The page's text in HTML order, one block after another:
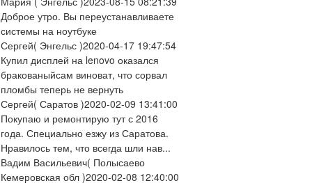
Доброе утро. Вы переустанавливаете
системы на ноутбуке
Сергей( Энгельс )2020-04-17 19:47:54
Купил дисплей на lenovo оказался
бракованыйсам виноват, что сорвал
пломбы теперь не вернуть
Сергей( Саратов )2020-02-09 13:41:00
Покупаю и ремонтирую тут с 2016
года. Специально езжу из Саратова.
Нравилось тем, что всегда шли нав...
Вадим Васильевич( Полысаево
Кемеровская обл )2020-02-08 12:40:00